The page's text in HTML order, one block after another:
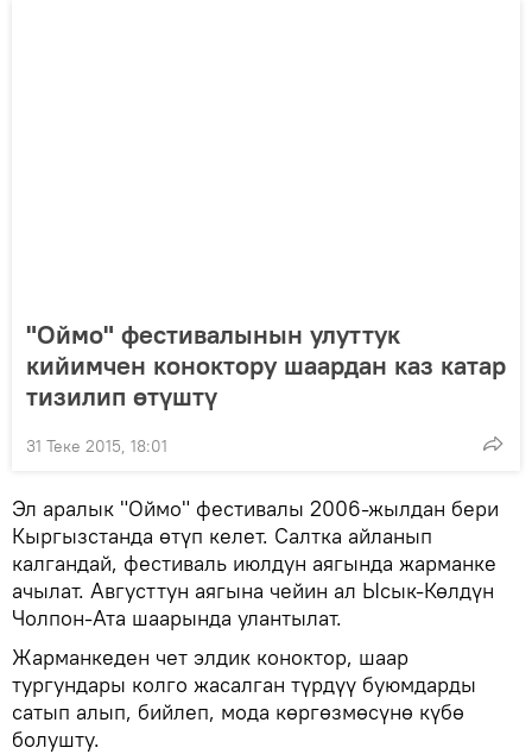
"Оймо" фестивалынын улуттук
кийимчен коноктору шаардан каз катар
тизилип өтүштү
31 Теке 2015, 18:01
Эл аралык "Оймо" фестивалы 2006-жылдан бери
Кыргызстанда өтүп келет. Салтка айланып
калгандай, фестиваль июлдун аягында жарманке
ачылат. Августтун аягына чейин ал Ысык-Көлдүн
Чолпон-Ата шаарында улантылат.
Жарманкеден чет элдик коноктор, шаар
тургундары колго жасалган түрдүү буюмдарды
сатып алып, бийлеп, мода көргөзмөсүнө күбө
болушту.